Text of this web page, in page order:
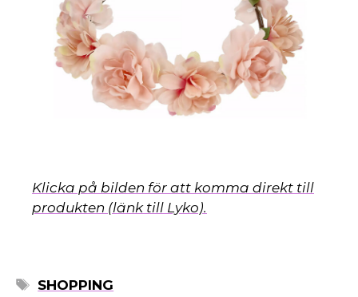
Klicka på bilden för att komma direkt till
produkten (länk till Lyko).
ETIKETTER
SHOPPING